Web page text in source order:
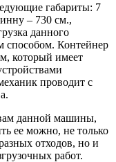
габариты: 7
– 730 см.,
данного
способом. Контейнер
который имеет
проводит с
данной машины,
ее можно, не только
отходов, но и
работ.